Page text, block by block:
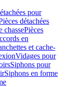
pour
détachées
chassePièces
en
et cache-
Vidages pour
Siphons pour
Siphons en forme